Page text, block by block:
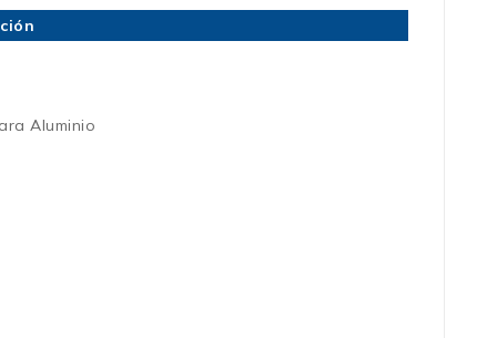
Aluminio